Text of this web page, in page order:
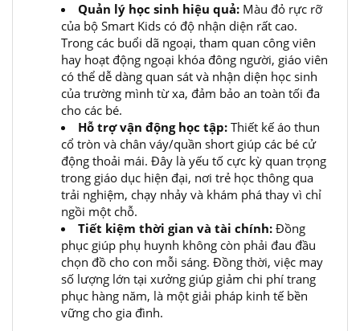
Quản lý học sinh hiệu quả: Màu đỏ rực rỡ
của bộ Smart Kids có độ nhận diện rất cao.
Trong các buổi dã ngoại, tham quan công viên
hay hoạt động ngoại khóa đông người, giáo viên
có thể dễ dàng quan sát và nhận diện học sinh
của trường mình từ xa, đảm bảo an toàn tối đa
cho các bé.
Hỗ trợ vận động học tập: Thiết kế áo thun
cổ tròn và chân váy/quần short giúp các bé cử
động thoải mái. Đây là yếu tố cực kỳ quan trọng
trong giáo dục hiện đại, nơi trẻ học thông qua
trải nghiệm, chạy nhảy và khám phá thay vì chỉ
ngồi một chỗ.
Tiết kiệm thời gian và tài chính: Đồng
phục giúp phụ huynh không còn phải đau đầu
chọn đồ cho con mỗi sáng. Đồng thời, việc may
số lượng lớn tại xưởng giúp giảm chi phí trang
phục hàng năm, là một giải pháp kinh tế bền
vững cho gia đình.